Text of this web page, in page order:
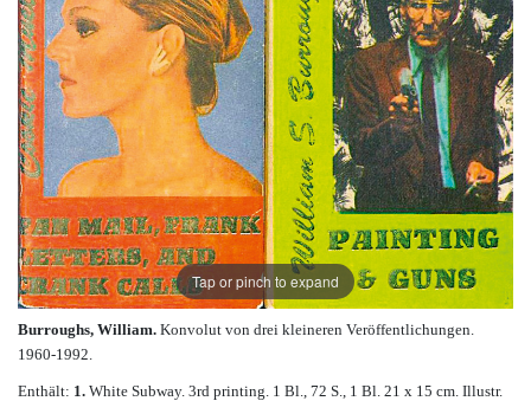
Tap or pinch to expand
Burroughs, William. Konvolut von drei kleineren Veröffentlichungen.
1960-1992.
Enthält: 1. White Subway. 3rd printing. 1 Bl., 72 S., 1 Bl. 21 x 15 cm. Illustr.